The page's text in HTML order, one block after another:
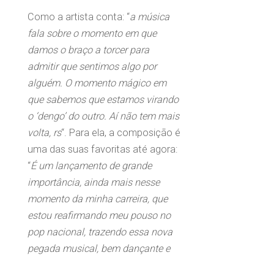
Como a artista conta: “a música
fala sobre o momento em que
damos o braço a torcer para
admitir que sentimos algo por
alguém. O momento mágico em
que sabemos que estamos virando
o ‘dengo’ do outro. Aí não tem mais
volta, rs“. Para ela, a composição é
uma das suas favoritas até agora:
“É um lançamento de grande
importância, ainda mais nesse
momento da minha carreira, que
estou reafirmando meu pouso no
pop nacional, trazendo essa nova
pegada musical, bem dançante e